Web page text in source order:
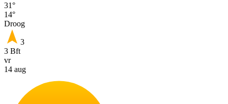
31°
14°
Droog
3
3 Bft
vr
14 aug